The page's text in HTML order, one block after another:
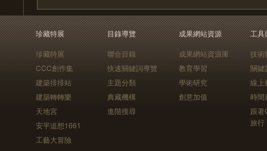
珍藏特展
珍藏特展
CCC創作集
建築排排站
建築轉轉樂
天地宮
安平追想1661
工藝大冒險
目錄導覽
聯合目錄
快速關鍵詞導覽
主題分類
典藏機構
進階搜尋
成果網站資源
成果網站資源庫
教育學習
學術研究
創意加值
工具
技術
關鍵
線上
時間
跟
旅行